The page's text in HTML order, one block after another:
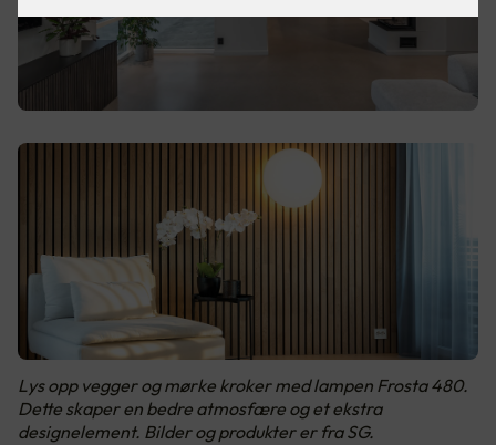
Lys opp vegger og mørke kroker med lampen Frosta 480.
Dette skaper en bedre atmosfære og et ekstra
designelement. Bilder og produkter er fra SG.